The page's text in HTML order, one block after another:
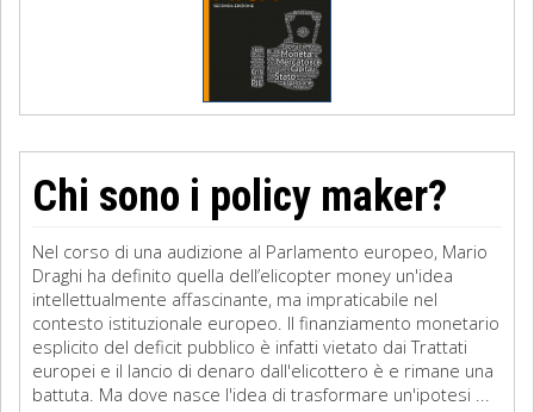
Chi sono i policy maker?
Nel corso di una audizione al Parlamento europeo, Mario
Draghi ha definito quella dell’elicopter money un'idea
intellettualmente affascinante, ma impraticabile nel
contesto istituzionale europeo. Il finanziamento monetario
esplicito del deficit pubblico è infatti vietato dai Trattati
europei e il lancio di denaro dall'elicottero è e rimane una
battuta. Ma dove nasce l'idea di trasformare un'ipotesi ...